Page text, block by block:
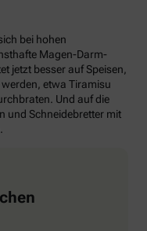
bei hohen
Magen-Darm-
jetzt besser auf Speisen,
etwa Tiramisu
Und auf die
und Schneidebretter mit